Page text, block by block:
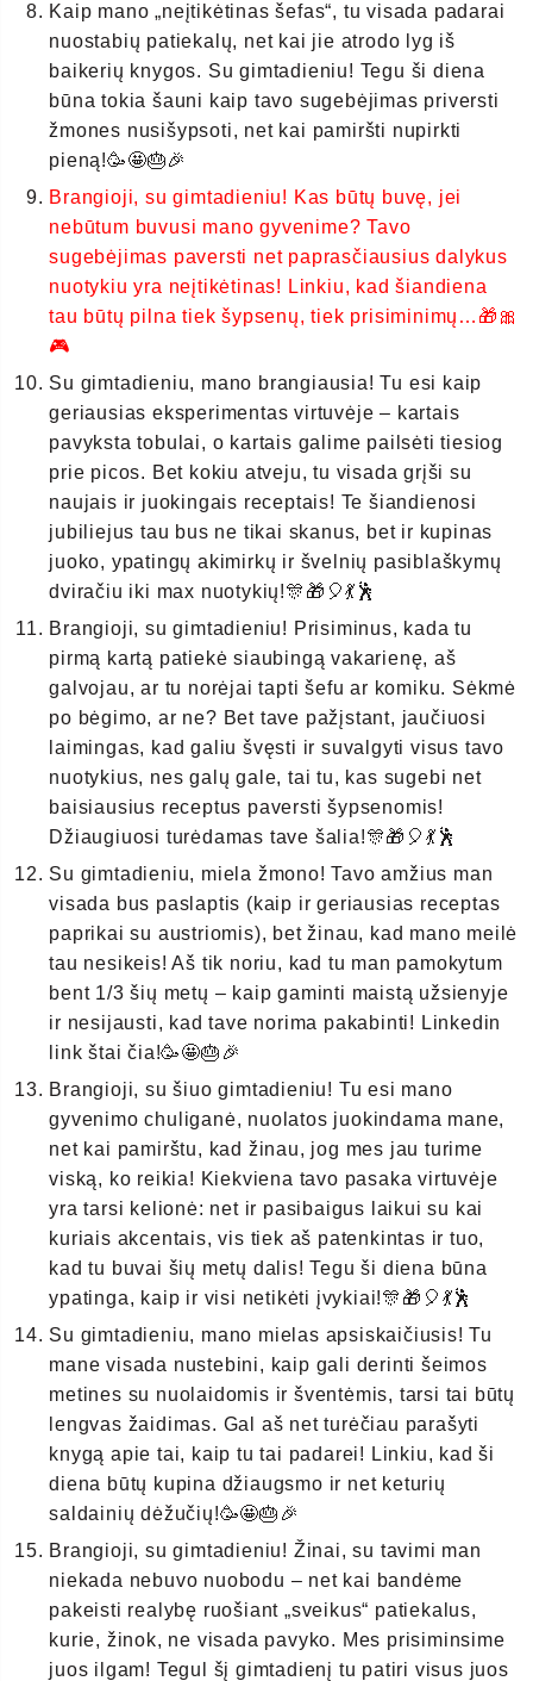
Kaip mano „neįtikėtinas šefas“, tu visada padarai
nuostabių patiekalų, net kai jie atrodo lyg iš
baikerių knygos. Su gimtadieniu! Tegu ši diena
būna tokia šauni kaip tavo sugebėjimas priversti
žmones nusišypsoti, net kai pamiršti nupirkti
pieną!🥳🤩🎂🎉
Brangioji, su gimtadieniu! Kas būtų buvę, jei
nebūtum buvusi mano gyvenime? Tavo
sugebėjimas paversti net paprasčiausius dalykus
nuotykiu yra neįtikėtinas! Linkiu, kad šiandiena
tau būtų pilna tiek šypsenų, tiek prisiminimų…🎁🎀
🎮
Su gimtadieniu, mano brangiausia! Tu esi kaip
geriausias eksperimentas virtuvėje – kartais
pavyksta tobulai, o kartais galime pailsėti tiesiog
prie picos. Bet kokiu atveju, tu visada grįši su
naujais ir juokingais receptais! Te šiandienosi
jubiliejus tau bus ne tikai skanus, bet ir kupinas
juoko, ypatingų akimirkų ir švelnių pasiblaškymų
dviračiu iki max nuotykių!🎊🎁🎈💃🕺
Brangioji, su gimtadieniu! Prisiminus, kada tu
pirmą kartą patiekė siaubingą vakarienę, aš
galvojau, ar tu norėjai tapti šefu ar komiku. Sėkmė
po bėgimo, ar ne? Bet tave pažįstant, jaučiuosi
laimingas, kad galiu švęsti ir suvalgyti visus tavo
nuotykius, nes galų gale, tai tu, kas sugebi net
baisiausius receptus paversti šypsenomis!
Džiaugiuosi turėdamas tave šalia!🎊🎁🎈💃🕺
Su gimtadieniu, miela žmono! Tavo amžius man
visada bus paslaptis (kaip ir geriausias receptas
paprikai su austriomis), bet žinau, kad mano meilė
tau nesikeis! Aš tik noriu, kad tu man pamokytum
bent 1/3 šių metų – kaip gaminti maistą užsienyje
ir nesijausti, kad tave norima pakabinti! Linkedin
link štai čia!🥳🤩🎂🎉
Brangioji, su šiuo gimtadieniu! Tu esi mano
gyvenimo chuliganė, nuolatos juokindama mane,
net kai pamirštu, kad žinau, jog mes jau turime
viską, ko reikia! Kiekviena tavo pasaka virtuvėje
yra tarsi kelionė: net ir pasibaigus laikui su kai
kuriais akcentais, vis tiek aš patenkintas ir tuo,
kad tu buvai šių metų dalis! Tegu ši diena būna
ypatinga, kaip ir visi netikėti įvykiai!🎊🎁🎈💃🕺
Su gimtadieniu, mano mielas apsiskaičiusis! Tu
mane visada nustebini, kaip gali derinti šeimos
metines su nuolaidomis ir šventėmis, tarsi tai būtų
lengvas žaidimas. Gal aš net turėčiau parašyti
knygą apie tai, kaip tu tai padarei! Linkiu, kad ši
diena būtų kupina džiaugsmo ir net keturių
saldainių dėžučių!🥳🤩🎂🎉
Brangioji, su gimtadieniu! Žinai, su tavimi man
niekada nebuvo nuobodu – net kai bandėme
pakeisti realybę ruošiant „sveikus“ patiekalus,
kurie, žinok, ne visada pavyko. Mes prisiminsime
juos ilgam! Tegul šį gimtadienį tu patiri visus juos